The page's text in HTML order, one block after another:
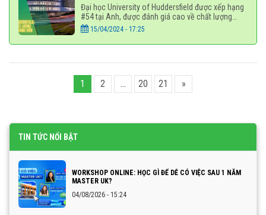
TIN TỨC NỔI BẬT
WORKSHOP ONLINE: HỌC GÌ ĐỂ DỄ CÓ VIỆC SAU 1 NĂM
MASTER UK?
04/08/2026 - 15:24
Đại học University of Huddersfield được xếp hạng
#54 tại Anh, được đánh giá cao về chất lượng
giảng dạy và cơ sở vật chất theo khảo sát của
National Student
15/04/2024 - 17:25
1 2 … 20 21 »